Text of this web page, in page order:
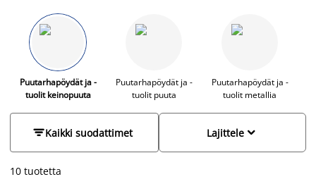
käytännöllisyys ja kestävyys. Se on UV-resistentti ja sietää
jään, lumen, sateen ja suoran auringonvalon. Artwood-
kalusteitamme voit siis pitää ulkona huoletta, ja ne on helppo
puhdistaa vedellä ja saippualla. Puutarhakalustesetit ulos
polyrottinkista, metallista ja artwoodista löydät JYSKistä
edulliseen hintaan ja laajasta valikoimasta.
Puutarhapöydät ja -
tuolit keinopuuta
Puutarhapöydät ja -
tuolit puuta
Puutarhapöydät ja -
tuolit metallia
Kaikki suodattimet 
Lajittele
10 tuotetta